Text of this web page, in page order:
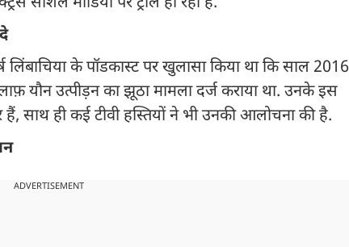
के पॉडकास्ट पर खुलासा किया था कि साल 2016
यौन उत्पीड़न का झूठा मामला दर्ज कराया था. उनके इस
हैं, साथ ही कई टीवी हस्तियों ने भी उनकी आलोचना की है.
ADVERTISEMENT